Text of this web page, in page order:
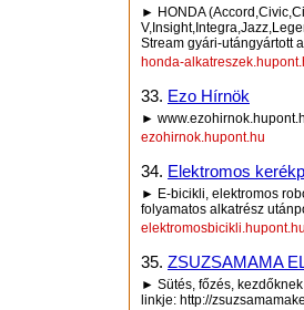
► HONDA
Stream gyári-utángyártott
honda-
33. Ezo Hírnök
►
ezohirnok.hupont.hu
34. Elektromos
► E-bicikli, elektromos
folyamatos alkatrész
35. ZSUZSAMAMA
► Sütés, főzés,
linkje: http://